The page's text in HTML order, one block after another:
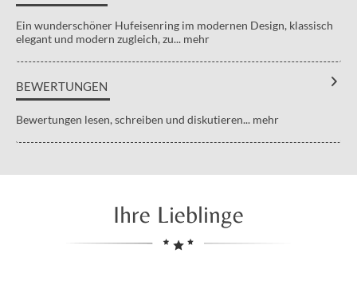
Ein wunderschöner Hufeisenring im modernen Design, klassisch
elegant und modern zugleich, zu... mehr
BEWERTUNGEN
Bewertungen lesen, schreiben und diskutieren... mehr
Ihre Lieblinge